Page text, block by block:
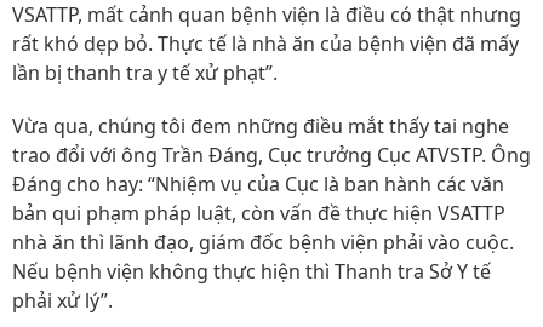
VSATTP, mất cảnh quan bệnh viện là điều có thật nhưng
rất khó dẹp bỏ. Thực tế là nhà ăn của bệnh viện đã mấy
lần bị thanh tra y tế xử phạt”.
Vừa qua, chúng tôi đem những điều mắt thấy tai nghe
trao đổi với ông Trần Ðáng, Cục trưởng Cục ATVSTP. Ông
Ðáng cho hay: “Nhiệm vụ của Cục là ban hành các văn
bản qui phạm pháp luật, còn vấn đề thực hiện VSATTP
nhà ăn thì lãnh đạo, giám đốc bệnh viện phải vào cuộc.
Nếu bệnh viện không thực hiện thì Thanh tra Sở Y tế
phải xử lý”.